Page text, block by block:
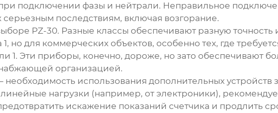
подключении фазы и нейтрали. Неправильное
последствиям, включая возгорание.
PZ-30. Разные классы обеспечивают разную
но для коммерческих объектов, особенно тех, где
1. Эти приборы, конечно, дороже, но зато обеспечивают
организацией.
использования дополнительных устройств
нагрузки (например, от электроники),
искажение показаний счетчика и продлить